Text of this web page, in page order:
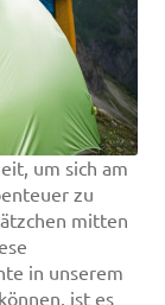
um sich am
zu
mitten
in unserem
ist es